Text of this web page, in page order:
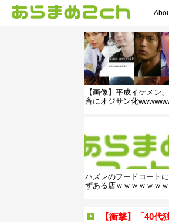
【画像】平成イケメン
斉にオジサン化
ハズレのフードコート
ずある店ｗｗｗｗｗｗｗ
【衝撃】「40代独